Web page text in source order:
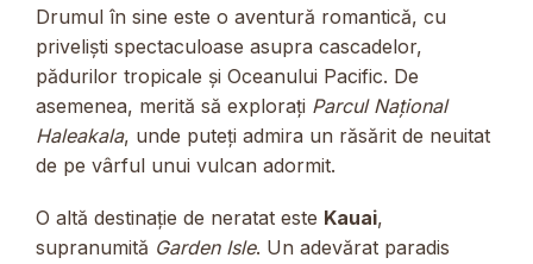
Drumul în sine este o aventură romantică, cu
priveliști spectaculoase asupra cascadelor,
pădurilor tropicale și Oceanului Pacific. De
asemenea, merită să explorați Parcul Național
Haleakala, unde puteți admira un răsărit de neuitat
de pe vârful unui vulcan adormit.
O altă destinație de neratat este Kauai,
supranumită Garden Isle. Un adevărat paradis